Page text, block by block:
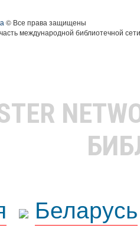
© Все права защищены
международной библиотечной
Беларусь